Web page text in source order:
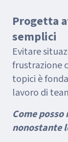
Progetta
semplici
Evitare
frustrazione
topici è
lavoro di
Come
nonostante